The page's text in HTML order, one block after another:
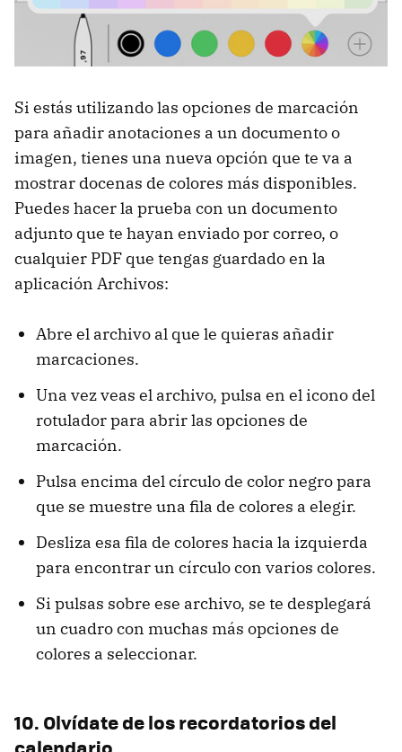
Si estás utilizando las opciones de marcación
para añadir anotaciones a un documento o
imagen, tienes una nueva opción que te va a
mostrar docenas de colores más disponibles.
Puedes hacer la prueba con un documento
adjunto que te hayan enviado por correo, o
cualquier PDF que tengas guardado en la
aplicación Archivos:
Abre el archivo al que le quieras añadir
marcaciones.
Una vez veas el archivo, pulsa en el icono del
rotulador para abrir las opciones de
marcación.
Pulsa encima del círculo de color negro para
que se muestre una fila de colores a elegir.
Desliza esa fila de colores hacia la izquierda
para encontrar un círculo con varios colores.
Si pulsas sobre ese archivo, se te desplegará
un cuadro con muchas más opciones de
colores a seleccionar.
10. Olvídate de los recordatorios del